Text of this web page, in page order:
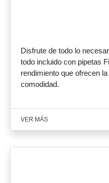
Disfrute de todo lo
todo incluido con pipetas
rendimiento que ofrecen
comodidad.
VER MÁS